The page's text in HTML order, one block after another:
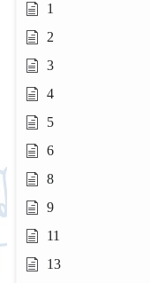
1
2
3
4
5
6
8
9
11
13